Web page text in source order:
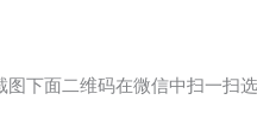
下面二维码在微信中扫一扫